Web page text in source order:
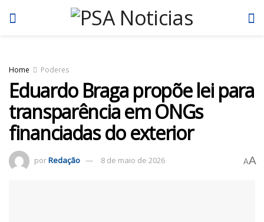
Home Poderes
Eduardo Braga propõe lei para
transparência em ONGs
financiadas do exterior
porRedação 8 de maio de 2026 AA